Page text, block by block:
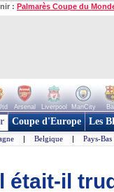
: Palmarès Coupe du
Arsenal Liverpool ManCity
Coupe d'Europe Les
| Belgique | Pays-Bas
était-il